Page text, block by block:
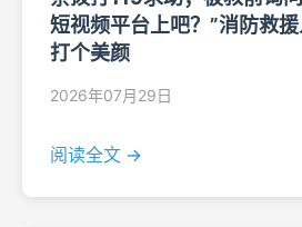
短视频平台上吧？”消防救
打个美颜
2026年07月29日
阅读全文 →